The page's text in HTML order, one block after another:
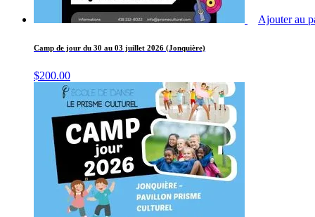
Ajouter au
Camp de jour du 30 au 03 juillet 2026 (Jonquière)
$200.00